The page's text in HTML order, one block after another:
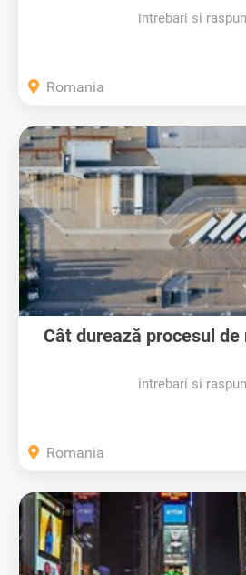
intrebari si
Romania
Cât durează procesul
intrebari si
Romania